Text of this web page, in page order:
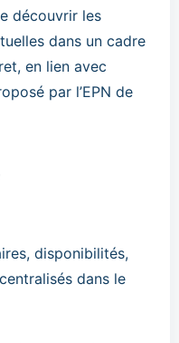
découvrir les
dans un cadre
en lien avec
par l’EPN de
disponibilités,
dans le